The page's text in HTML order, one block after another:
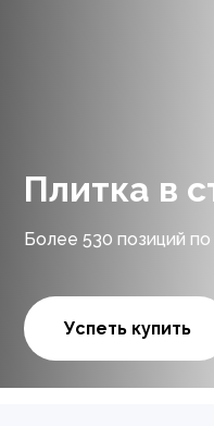
Плитка в
Успеть купить
Более 530 позиций